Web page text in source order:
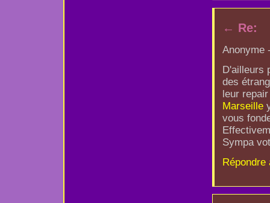
← Re:
Anonyme
D'ailleurs
des
leur
Marseille
vous
Sympa
Répondre